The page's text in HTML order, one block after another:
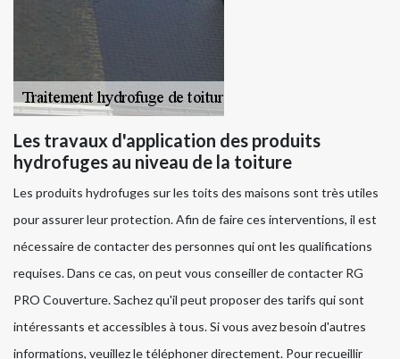
Les travaux d'application des produits
hydrofuges au niveau de la toiture
Les produits hydrofuges sur les toits des maisons sont très utiles
pour assurer leur protection. Afin de faire ces interventions, il est
nécessaire de contacter des personnes qui ont les qualifications
requises. Dans ce cas, on peut vous conseiller de contacter RG
PRO Couverture. Sachez qu'il peut proposer des tarifs qui sont
intéressants et accessibles à tous. Si vous avez besoin d'autres
informations, veuillez le téléphoner directement. Pour recueillir